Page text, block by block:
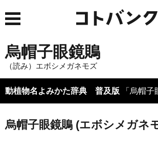
烏帽子眼鏡鵙
（読み）エボシメガネモズ
動植物名よみかた辞典 普及版 「烏帽子
烏帽子眼鏡鵙 (エボシメガネ